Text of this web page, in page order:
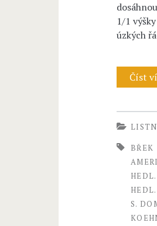
1/1
úzkých
Číst
BŘEK
HEDL.
S.